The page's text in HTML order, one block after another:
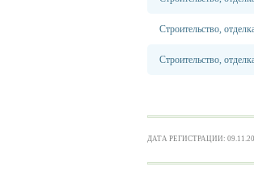
Строительство,
Строительство,
ДАТА РЕГИСТРАЦИИ: